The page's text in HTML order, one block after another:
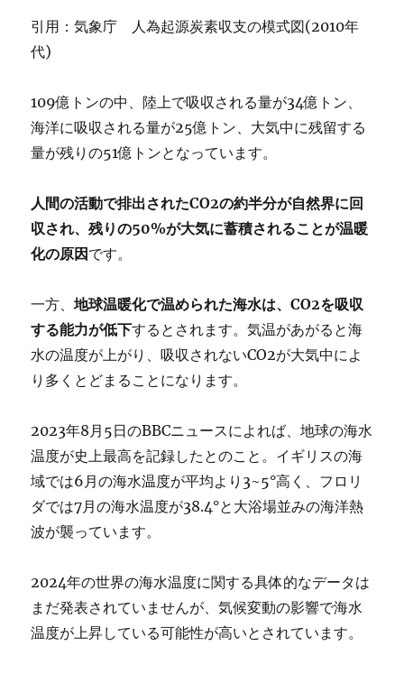
引用：気象庁 人為起源炭素収支の模式図(2010年
代)
109億トンの中、陸上で吸収される量が34億トン、
海洋に吸収される量が25億トン、大気中に残留する
量が残りの51億トンとなっています。
人間の活動で排出されたCO2の約半分が自然界に回
収され、残りの50%が大気に蓄積されることが温暖
化の原因です。
一方、地球温暖化で温められた海水は、CO2を吸収
する能力が低下するとされます。気温があがると海
水の温度が上がり、吸収されないCO2が大気中によ
り多くとどまることになります。
2023年8月5日のBBCニュースによれば、地球の海水
温度が史上最高を記録したとのこと。イギリスの海
域では6月の海水温度が平均より3~5°高く、フロリ
ダでは7月の海水温度が38.4°と大浴場並みの海洋熱
波が襲っています。
2024年の世界の海水温度に関する具体的なデータは
まだ発表されていませんが、気候変動の影響で海水
温度が上昇している可能性が高いとされています。